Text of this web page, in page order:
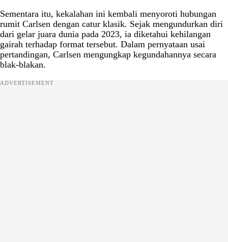
Sementara itu, kekalahan ini kembali menyoroti hubungan
rumit Carlsen dengan catur klasik. Sejak mengundurkan diri
dari gelar juara dunia pada 2023, ia diketahui kehilangan
gairah terhadap format tersebut. Dalam pernyataan usai
pertandingan, Carlsen mengungkap kegundahannya secara
blak-blakan.
ADVERTISEMENT